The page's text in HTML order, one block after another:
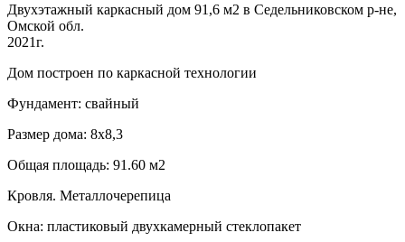
Двухэтажный каркасный дом 91,6 м2 в Седельниковском р-не,
Омской обл.
2021г.
Дом построен по каркасной технологии
Фундамент: свайный
Размер дома: 8х8,3
Общая площадь: 91.60 м2
Кровля. Металлочерепица
Окна: пластиковый двухкамерный стеклопакет